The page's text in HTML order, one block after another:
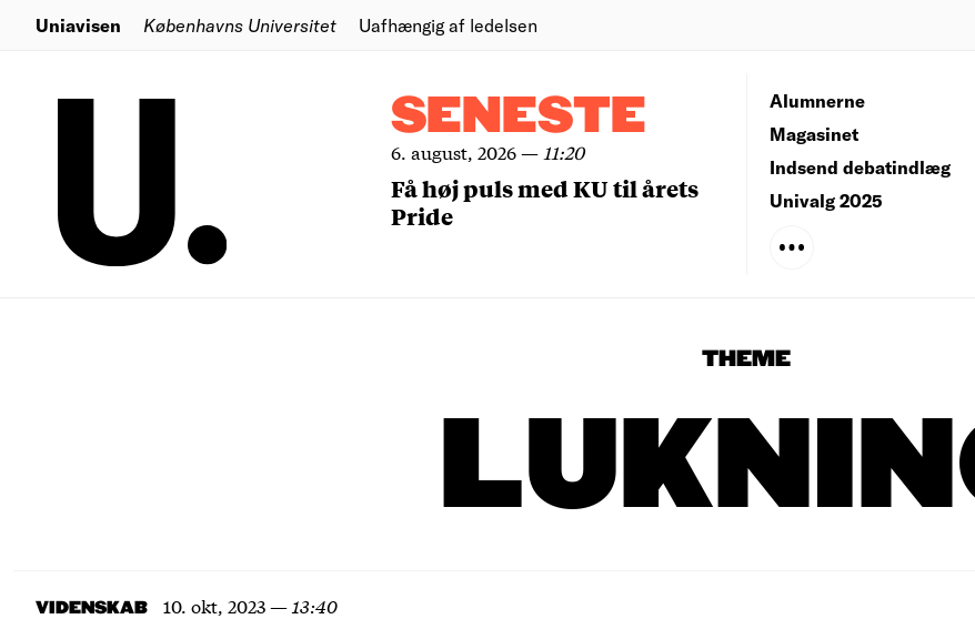
Uniavisen Københavns Universitet Uafhængig af ledelsen
SENESTE
6. august, 2026— 11:20
Få høj puls med KU til årets
Pride
Alumnerne
Magasinet
Indsend debatindlæg
Univalg 2025
THEME
VIDENSKAB 10. okt, 2023— 13:40